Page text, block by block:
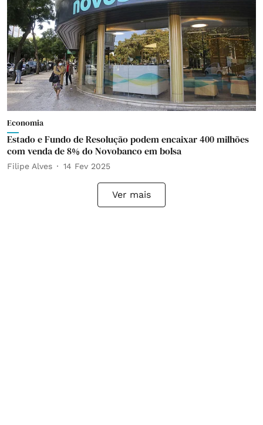
Economia
Estado e Fundo de Resolução podem encaixar 400 milhões
com venda de 8% do Novobanco em bolsa
Filipe Alves 14 Fev 2025
Ver mais